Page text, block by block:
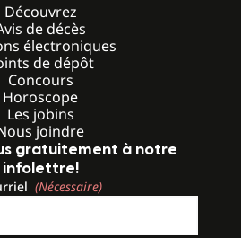
Découvrez
de décès
électroniques
de dépôt
Concours
Horoscope
Les jobins
joindre
gratuitement à notre
infolettre!
(Nécessaire)